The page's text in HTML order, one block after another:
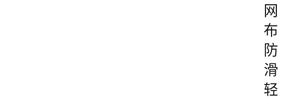
网
布
防
滑
轻